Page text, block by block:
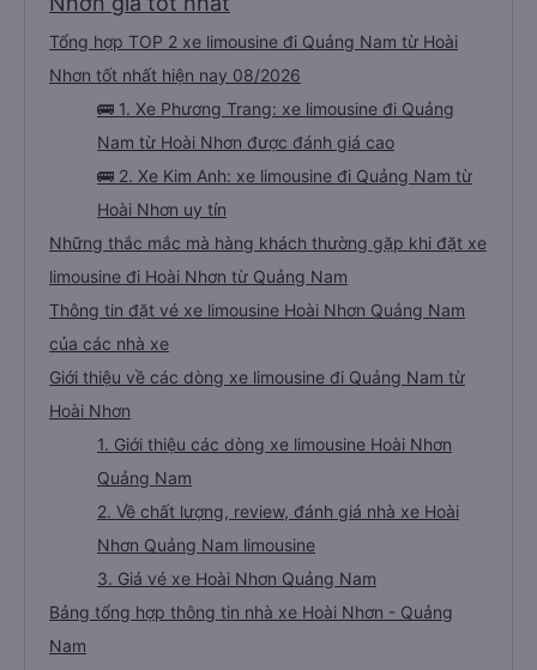
Tổng hợp TOP 2 xe limousine đi Quảng Nam từ Hoài
Nhơn tốt nhất hiện nay 08/2026
🚌 1. Xe Phương Trang: xe limousine đi Quảng
Nam từ Hoài Nhơn được đánh giá cao
🚌 2. Xe Kim Anh: xe limousine đi Quảng Nam từ
Hoài Nhơn uy tín
Những thắc mắc mà hàng khách thường gặp khi đặt xe
limousine đi Hoài Nhơn từ Quảng Nam
Thông tin đặt vé xe limousine Hoài Nhơn Quảng Nam
của các nhà xe
Giới thiệu về các dòng xe limousine đi Quảng Nam từ
Hoài Nhơn
1. Giới thiệu các dòng xe limousine Hoài Nhơn
Quảng Nam
2. Về chất lượng, review, đánh giá nhà xe Hoài
Nhơn Quảng Nam limousine
3. Giá vé xe Hoài Nhơn Quảng Nam
Bảng tổng hợp thông tin nhà xe Hoài Nhơn - Quảng
Nam